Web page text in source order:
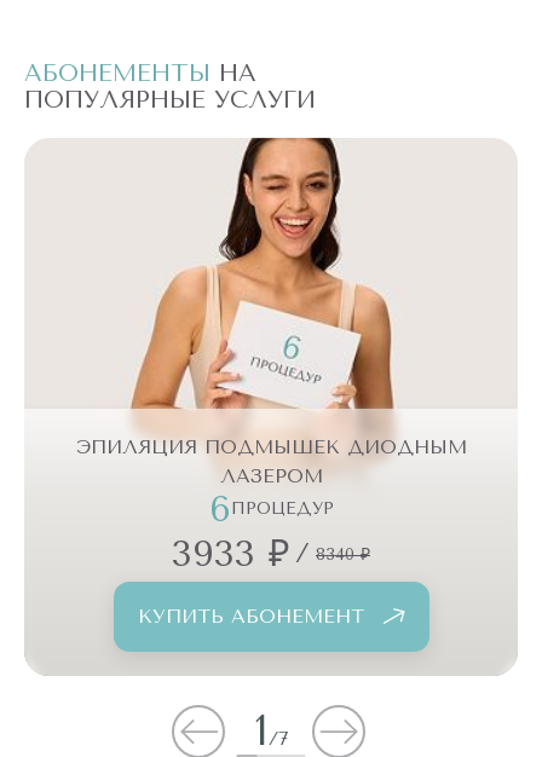
АБОНЕМЕНТЫ НА
ПОПУЛЯРНЫЕ УСЛУГИ
ЭПИЛЯЦИЯ ПОДМЫШЕК ДИОДНЫМ
ЛАЗЕРОМ
6ПРОЦЕДУР
3933 ₽ / 8340 ₽
КУПИТЬ АБОНЕМЕНТ
1 /7